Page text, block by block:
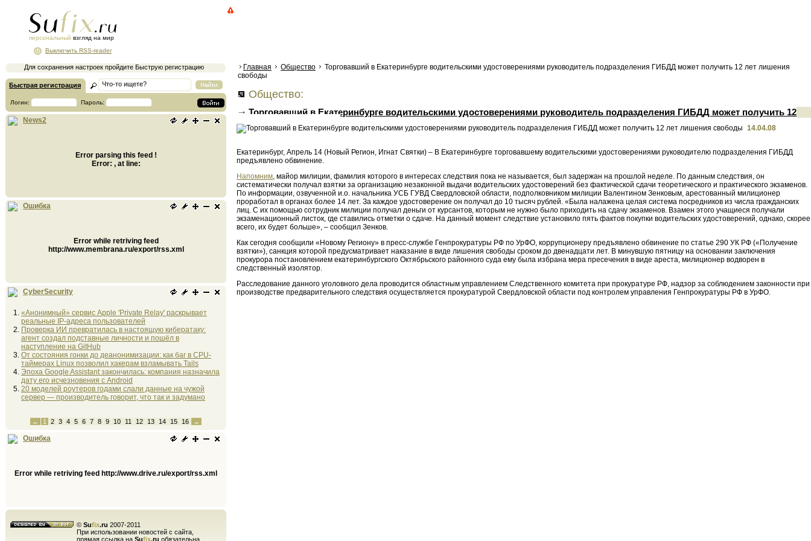
персональный взгляд на мир
Для сохранения настроек пройдите Быструю регистрацию
Выключить RSS-reader
Быстрая регистрация
Логин: Пароль:
News2
Error parsing this feed !
Error: , at line:
Ошибка
Error while retriving feed
http://www.membrana.ru/export/rss.xml
CyberSecurity
«Анонимный» сервис Apple 'Private Relay' раскрывает
реальные IP-адреса пользователей
Проверка ИИ превратилась в настоящую кибератаку:
агент создал подставные личности и пошёл в
наступление на GitHub
От состояния гонки до деанонимизации: как баг в CPU-
таймерах Linux позволил хакерам взламывать Tails
Эпоха Google Assistant закончилась: компания назначила
дату его исчезновения с Android
20 моделей роутеров годами слали данные на чужой
сервер — производитель говорит, что так и задумано
← 1 2 3 4 5 6 7 8 9 10 11 12 13 14 15 16 →
Ошибка
Error while retriving feed http://www.drive.ru/export/rss.xml
© Sufix.ru 2007-2011
При использовании новостей с сайта,
прямая ссылка на Sufix.ru обязательна
Главная Общество
Торговавший в Екатеринбурге водительскими удостоверениями руководитель подразделения ГИБДД может получить 12 лет лишения
свободы
Общество:
Торговавший в Екатеринбурге водительскими удостоверениями руководитель подразделения ГИБДД может получить 12
лет лишения свободы
14.04.08
Екатеринбург, Апрель 14 (Новый Регион, Игнат Святки) – В Екатеринбурге торговавшему водительскими удостоверениями руководителю подразделения ГИБДД
предъявлено обвинение.
Напомним, майор милиции, фамилия которого в интересах следствия пока не называется, был задержан на прошлой неделе. По данным следствия, он
систематически получал взятки за организацию незаконной выдачи водительских удостоверений без фактической сдачи теоретического и практического экзаменов.
По информации, озвученной и.о. начальника УСБ ГУВД Свердловской области, подполковником милиции Валентином Зенковым, арестованный милиционер
проработал в органах более 14 лет. За каждое удостоверение он получал до 10 тысяч рублей. «Была налажена целая система посредников из числа гражданских
лиц. С их помощью сотрудник милиции получал деньги от курсантов, которым не нужно было приходить на сдачу экзаменов. Взамен этого учащиеся получали
экзаменационный листок, где ставились отметки о сдаче. На данный момент следствие установило пять фактов покупки водительских удостоверений, однако, скорее
всего, их будет больше», – сообщил Зенков.
Как сегодня сообщили «Новому Региону» в пресс-службе Генпрокуратуры РФ по УрФО, коррупционеру предъявлено обвинение по статье 290 УК РФ («Получение
взятки»), санкция которой предусматривает наказание в виде лишения свободы сроком до двенадцати лет. В минувшую пятницу на основании заключения
прокурора постановлением екатеринбургского Октябрьского районного суда ему была избрана мера пресечения в виде ареста, милиционер водворен в
следственный изолятор.
Расследование данного уголовного дела проводится областным управлением Следственного комитета при прокуратуре РФ, надзор за соблюдением законности при
производстве предварительного следствия осуществляется прокуратурой Свердловской области под контролем управления Генпрокуратуры РФ в УрФО.